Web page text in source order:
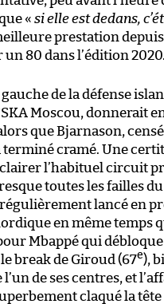
« si elle est dedans,
prestation
80 dans l’édition 2020.
de la défense
Moscou, donnerait
que Bjarnason,
cramé. Une
l’habituel circuit
toutes les failles
régulièrement lancé en
en même temps
Mbappé qui
break de Giroud (67e),
de ses centres, et
claqué la tête